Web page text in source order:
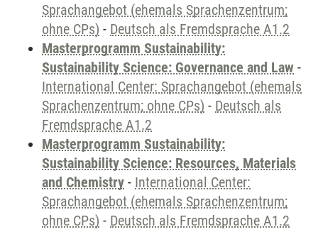
Sprachangebot (ehemals Sprachenzentrum;
ohne CPs) - Deutsch als Fremdsprache A1.2
Masterprogramm Sustainability:
Sustainability Science: Governance and Law -
International Center: Sprachangebot (ehemals
Sprachenzentrum; ohne CPs) - Deutsch als
Fremdsprache A1.2
Masterprogramm Sustainability:
Sustainability Science: Resources, Materials
and Chemistry - International Center:
Sprachangebot (ehemals Sprachenzentrum;
ohne CPs) - Deutsch als Fremdsprache A1.2